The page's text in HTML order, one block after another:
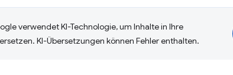
verwendet KI-Technologie, um Inhalte in Ihre
KI-Übersetzungen können Fehler enthalten.